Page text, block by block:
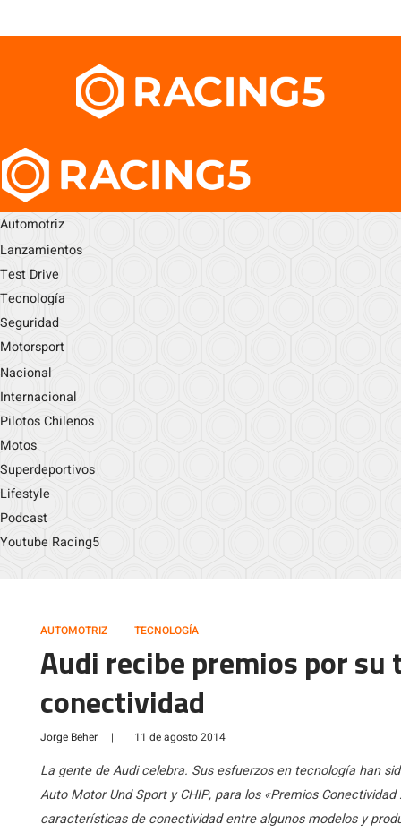
Automotriz
Lanzamientos
Test Drive
Tecnología
Seguridad
Motorsport
Nacional
Internacional
Pilotos Chilenos
Motos
Superdeportivos
Lifestyle
Podcast
Youtube Racing5
AUTOMOTRIZ TECNOLOGÍA
Audi recibe premios por su
conectividad
Jorge Beher | 11 de agosto 2014
La gente de Audi celebra. Sus esfuerzos en tecnología han
Auto Motor Und Sport y CHIP, para los «Premios
características de conectividad entre algunos modelos y